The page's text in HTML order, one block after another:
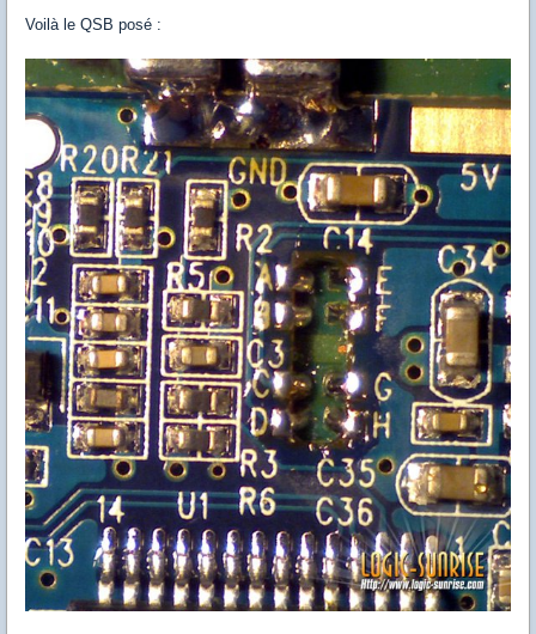
Voilà le QSB posé :